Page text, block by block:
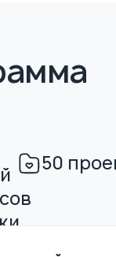
чему
мне
номер телефона —
расскажем
языком.